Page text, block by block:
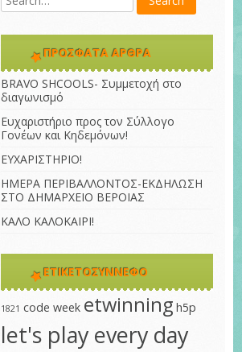
ΠΡΌΣΦΑΤΑ ΆΡΘΡΑ
BRAVO SHCOOLS- Συμμετοχή στο
διαγωνισμό
Ευχαριστήριο προς τον Σύλλογο
Γονέων και Κηδεμόνων!
ΕΥΧΑΡΙΣΤΗΡΙΟ!
ΗΜΕΡΑ ΠΕΡΙΒΑΛΛΟΝΤΟΣ-ΕΚΔΗΛΩΣΗ
ΣΤΟ ΔΗΜΑΡΧΕΙΟ ΒΕΡΟΙΑΣ
ΚΑΛΟ ΚΑΛΟΚΑΙΡΙ!
ΕΤΙΚΕΤΟΣΎΝΝΕΦΟ
1821 code week etwinning h5p
let's play every day